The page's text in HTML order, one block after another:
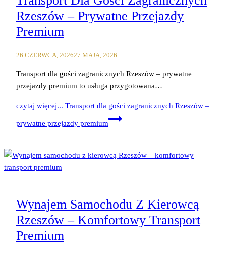
Rzeszów – Prywatne Przejazdy
Premium
26 CZERWCA, 202627 MAJA, 2026
Transport dla gości zagranicznych Rzeszów – prywatne
przejazdy premium to usługa przygotowana…
czytaj więcej... Transport dla gości zagranicznych Rzeszów –
prywatne przejazdy premium
Wynajem Samochodu Z Kierowcą
Rzeszów – Komfortowy Transport
Premium